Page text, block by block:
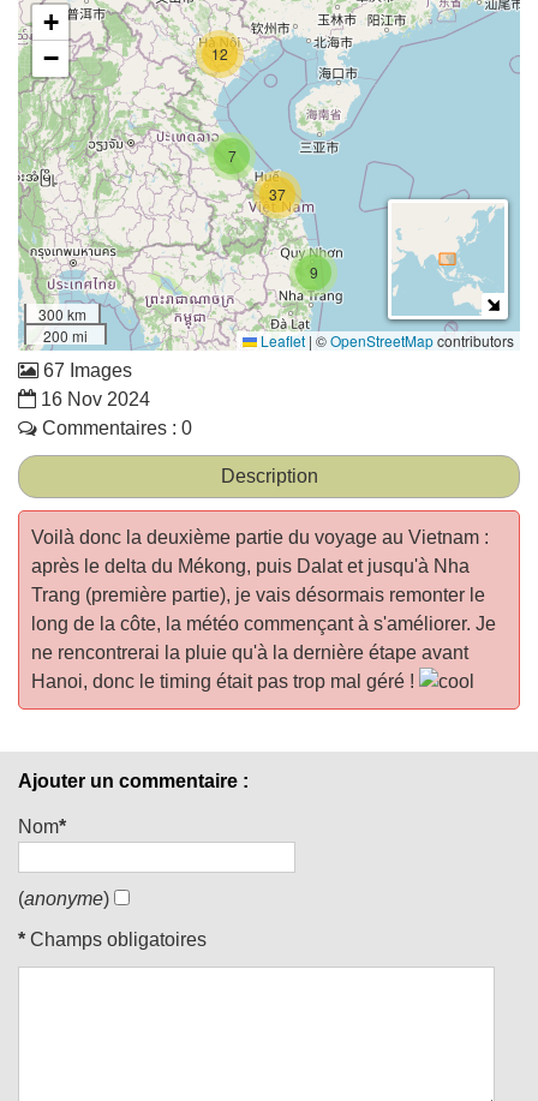
12
7
37
9
+
−
300 km
200 mi
Leaflet | ©OpenStreetMapcontributors
67 Images
16 Nov 2024
Commentaires : 0
Description
Voilà donc la deuxième partie du voyage au Vietnam :
après le delta du Mékong, puis Dalat et jusqu'à Nha
Trang (première partie), je vais désormais remonter le
long de la côte, la météo commençant à s'améliorer. Je
ne rencontrerai la pluie qu'à la dernière étape avant
Hanoi, donc le timing était pas trop mal géré !
Ajouter un commentaire :
Nom*
(anonyme)
* Champs obligatoires